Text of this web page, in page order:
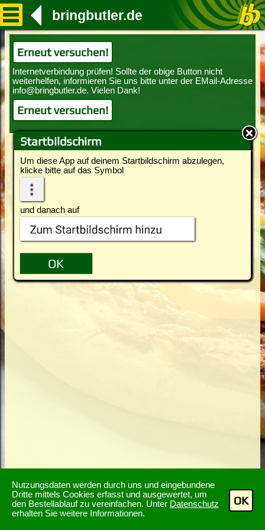
Nutzungsdaten werden durch uns und eingebundene
Dritte mittels Cookies erfasst und ausgewertet, um
den Bestellablauf zu vereinfachen. Unter Datenschutz
erhalten Sie weitere Informationen.
OK
Startbildschirm
Um diese App auf deinem Startbildschirm abzulegen,
klicke bitte auf das Symbol
und danach auf
bringbutler.de
Erneut versuchen!
Erneut versuchen!